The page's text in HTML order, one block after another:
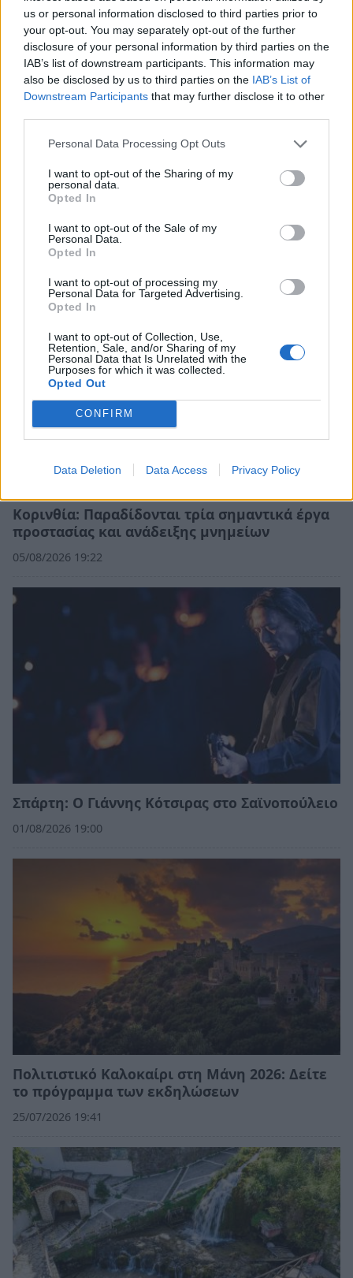
us or personal information disclosed to third parties prior to
your opt-out. You may separately opt-out of the further
disclosure of your personal information by third parties on the
IAB’s list of downstream participants. This information may
also be disclosed by us to third parties on the IAB’s List of
Downstream Participants that may further disclose it to other
Personal Data Processing Opt Outs
I want to opt-out of the Sharing of my
personal data.
Opted In
I want to opt-out of the Sale of my
Personal Data.
Opted In
I want to opt-out of processing my
Personal Data for Targeted Advertising.
Opted In
I want to opt-out of Collection, Use,
Retention, Sale, and/or Sharing of my
Personal Data that Is Unrelated with the
Purposes for which it was collected.
Opted Out
CONFIRM
Data Deletion Data Access Privacy Policy
Δυτική Μάνη: Συνεχίζονται οι
προφεστιβαλικές δράσεις του 3ου Kardamili
Art Doc Festival
Κορινθία: Παραδίδονται τρία σημαντικά έργα
προστασίας και ανάδειξης μνημείων
05/08/2026 19:22
Σπάρτη: Ο Γιάννης Κότσιρας στο Σαϊνοπούλειο
01/08/2026 19:00
Πολιτιστικό Καλοκαίρι στη Μάνη 2026: Δείτε
το πρόγραμμα των εκδηλώσεων
25/07/2026 19:41